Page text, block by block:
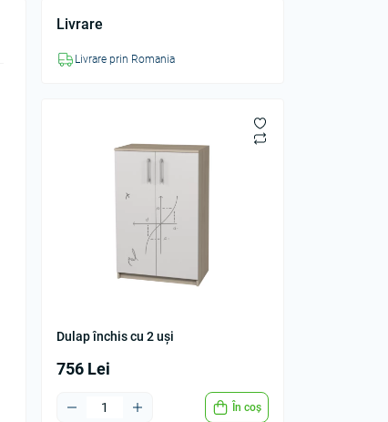
Livrare
Livrare prin Romania
Dulap închis cu 2 uși
756 Lei
În coș